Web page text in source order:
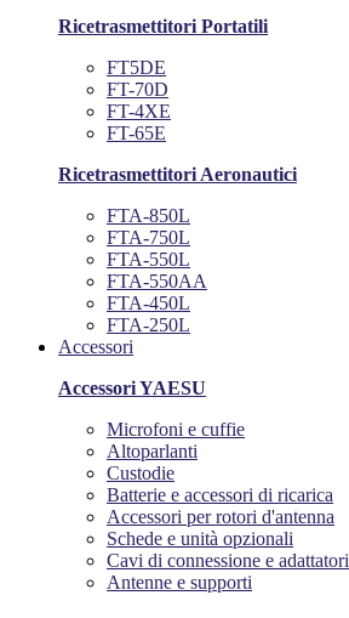
Ricetrasmettitori Portatili
FT5DE
FT-70D
FT-4XE
FT-65E
Ricetrasmettitori Aeronautici
FTA-850L
FTA-750L
FTA-550L
FTA-550AA
FTA-450L
FTA-250L
Accessori
Accessori YAESU
Microfoni e cuffie
Altoparlanti
Custodie
Batterie e accessori di ricarica
Accessori per rotori d'antenna
Schede e unità opzionali
Cavi di connessione e adattatori
Antenne e supporti